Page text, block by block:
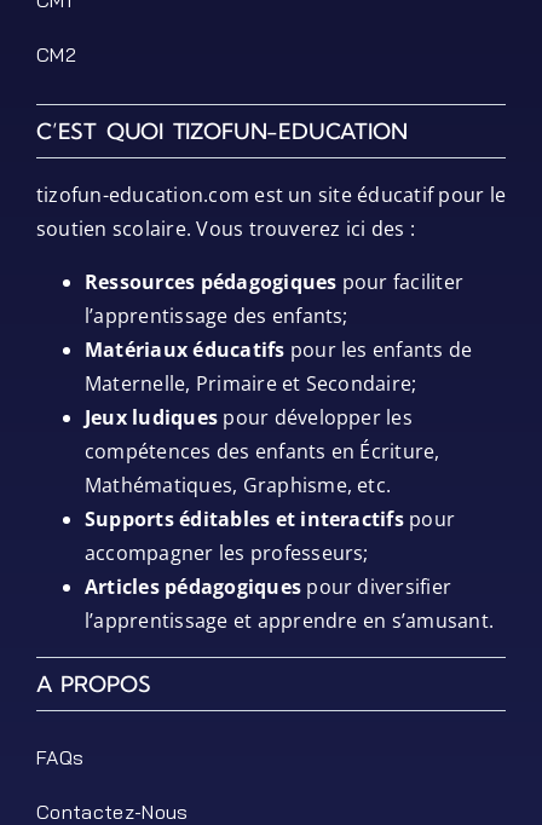
CM2
C’EST QUOI TIZOFUN-EDUCATION
tizofun-education.com est un site éducatif pour le
soutien scolaire. Vous trouverez ici des :
Ressources pédagogiques pour faciliter
l’apprentissage des enfants;
Matériaux éducatifs pour les enfants de
Maternelle, Primaire et Secondaire;
Jeux ludiques pour développer les
compétences des enfants en Écriture,
Mathématiques, Graphisme, etc.
Supports éditables et interactifspour
accompagner les professeurs;
Articles pédagogiques pour diversifier
l’apprentissage et apprendre en s’amusant.
A PROPOS
FAQs
Contactez-Nous